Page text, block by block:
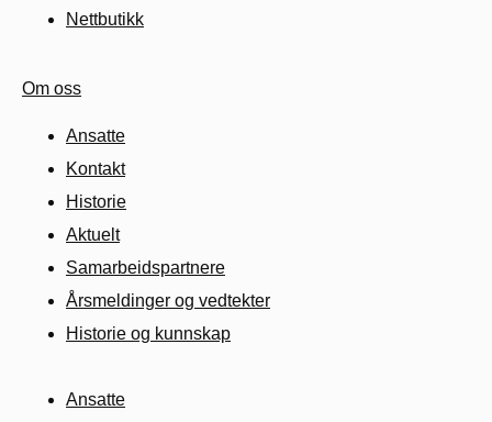
Nettbutikk
Om oss
Ansatte
Kontakt
Historie
Aktuelt
Samarbeids­partnere
Årsmeldinger og vedtekter
Historie og kunnskap
Ansatte